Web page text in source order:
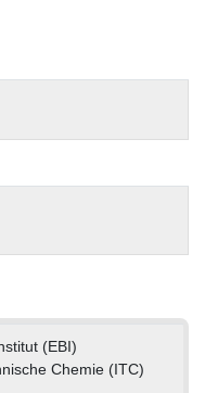
(EBI)
Chemie (ITC)